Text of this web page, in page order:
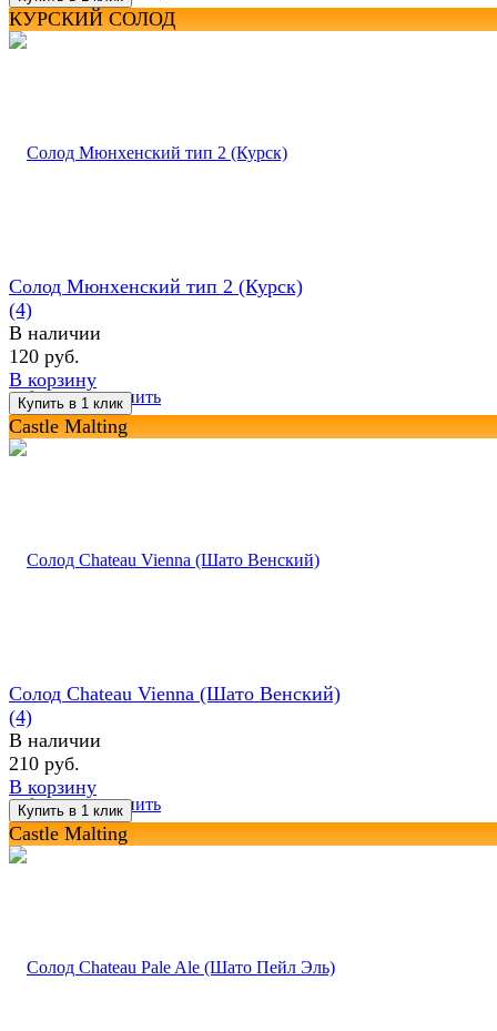
КУРСКИЙ СОЛОД
избранное сравнить
Солод Мюнхенский тип 2 (Курск)
(4)
В наличии
120 руб.
В корзину
Castle Malting
избранное сравнить
Солод Chateau Vienna (Шато Венский)
(4)
В наличии
210 руб.
В корзину
Castle Malting